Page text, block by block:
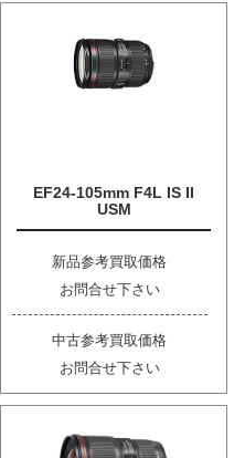
EF24-105mm F4L IS II
USM
新品参考買取価格
お問合せ下さい
中古参考買取価格
お問合せ下さい